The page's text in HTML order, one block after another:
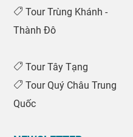
Tour Trùng Khánh -
Thành Đô
Tour Tây Tạng
Tour Quý Châu Trung
Quốc